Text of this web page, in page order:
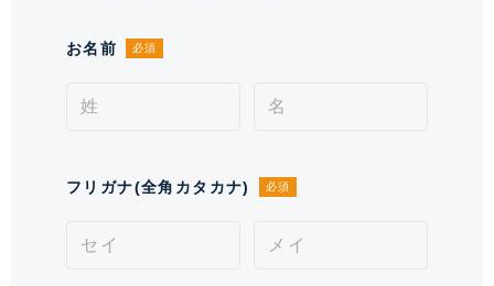
入居諸条件
ペット不可、 住居兼事務所不可、
お名前 必須
フリガナ(全角カタカナ) 必須